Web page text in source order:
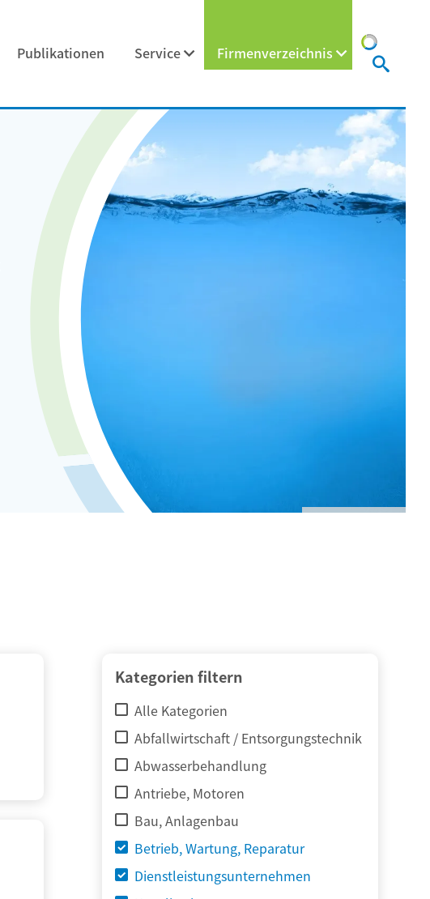
Publikationen Service Firmenverzeichnis
Kategorien filtern
Alle Kategorien
Abfallwirtschaft / Entsorgungstechnik
Abwasserbehandlung
Antriebe, Motoren
Bau, Anlagenbau
Betrieb, Wartung, Reparatur
Dienstleistungsunternehmen